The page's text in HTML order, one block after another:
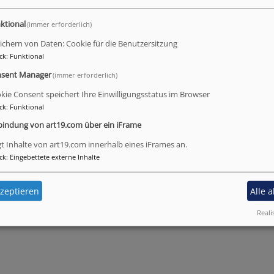
Kirchengemeinde sind nun aufgefordert, diese
die die Arbeit begleitet und vorantreibt. Ihr gehören
Benedikt Vogt und Dekanin Veronika
ein Leben in Würde und Achtung der körperlichen und
Jugend
(immer erforderlich)
von Daten: Cookie für die Benutzersitzung
: Funktional
Manager(immer erforderlich)
Consent speichert Ihre Einwilligungsstatus im Browser
: Funktional
von art19.com über ein iFrame
Inhalte von art19.com innerhalb eines iFrames an.
: Eingebettete externe Inhalte
Alle